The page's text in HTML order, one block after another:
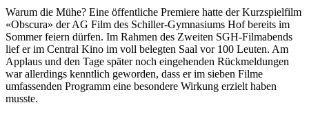
Warum die Mühe? Eine öffentliche Premiere hatte der Kurzspielfilm
«Obscura» der AG Film des Schiller-Gymnasiums Hof bereits im
Sommer feiern dürfen. Im Rahmen des Zweiten SGH-Filmabends
lief er im Central Kino im voll belegten Saal vor 100 Leuten. Am
Applaus und den Tage später noch eingehenden Rückmeldungen
war allerdings kenntlich geworden, dass er im sieben Filme
umfassenden Programm eine besondere Wirkung erzielt haben
musste.